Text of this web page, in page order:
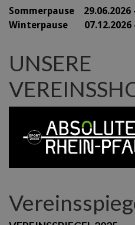
Sommerpause 29.06.2026
Winterpause 07.12.2026 -
UNSERE